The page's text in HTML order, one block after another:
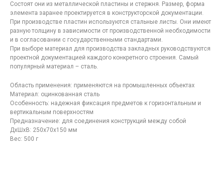
Состоят они из металлической пластины и стержня. Размер, форма
элемента заранее проектируется в конструкторской документации.
При производстве пластин используются стальные листы. Они имеют
разную толщину в зависимости от производственной необходимости
и в согласовании с государственными стандартами.
При выборе материал для производства закладных руководствуются
проектной документацией каждого конкретного строения. Самый
популярный материал – сталь.
Область применения: применяются на промышленных объектах
Материал: оцинкованная сталь
Особенность: надежная фиксация предметов к горизонтальным и
вертикальным поверхностям
Предназначение: для соединения конструкций между собой
ДxШxВ: 250x70x150 мм
Вес: 500 г
Контакты компании
по лазерной резке в
Москве